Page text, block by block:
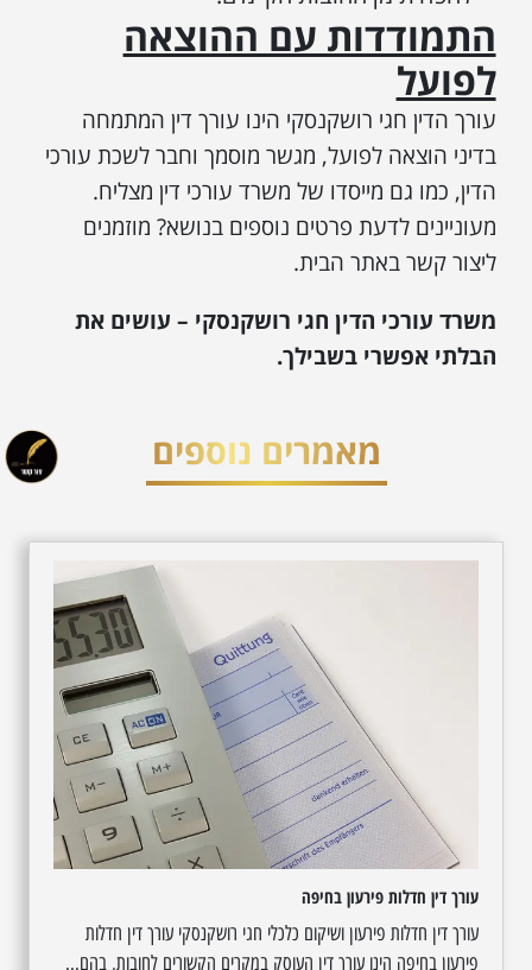
התמודדות עם ההוצאה
לפועל
עורך הדין חגי רושקנסקי הינו עורך דין המתמחה
בדיני הוצאה לפועל, מגשר מוסמך וחבר לשכת עורכי
הדין, כמו גם מייסדו של משרד עורכי דין מצליח.
מעוניינים לדעת פרטים נוספים בנושא? מוזמנים
ליצור קשר באתר הבית.
משרד עורכי הדין חגי רושקנסקי – עושים את
הבלתי אפשרי בשבילך.
מאמרים נוספים
עורך דין חדלות פירעון בחיפה
עורך דין חדלות פירעון ושיקום כלכלי חגי רושקנסקי עורך דין חדלות
פירעון בחיפה הינו עורך דין העוסק במקרים הקשורים לחובות, בהם...